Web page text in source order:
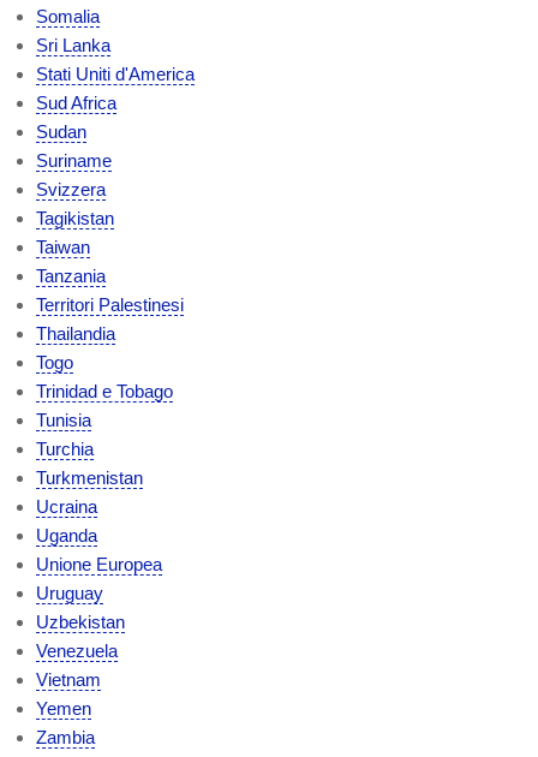
Somalia
Sri Lanka
Stati Uniti d'America
Sud Africa
Sudan
Suriname
Svizzera
Tagikistan
Taiwan
Tanzania
Territori Palestinesi
Thailandia
Togo
Trinidad e Tobago
Tunisia
Turchia
Turkmenistan
Ucraina
Uganda
Unione Europea
Uruguay
Uzbekistan
Venezuela
Vietnam
Yemen
Zambia